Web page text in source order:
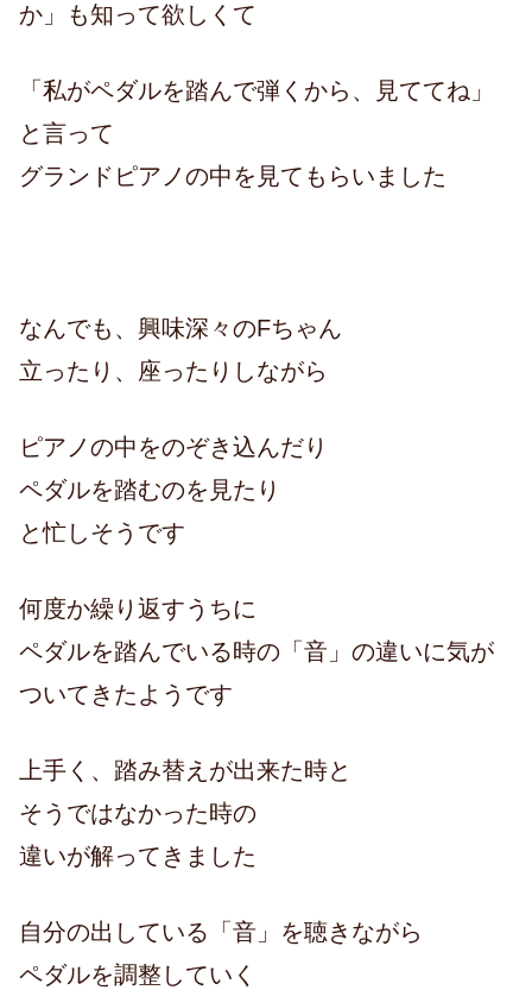
か」も知って欲しくて
「私がペダルを踏んで弾くから、見ててね」
と言って
グランドピアノの中を見てもらいました
なんでも、興味深々のFちゃん
立ったり、座ったりしながら
ピアノの中をのぞき込んだり
ペダルを踏むのを見たり
と忙しそうです
何度か繰り返すうちに
ペダルを踏んでいる時の「音」の違いに気が
ついてきたようです
上手く、踏み替えが出来た時と
そうではなかった時の
違いが解ってきました
自分の出している「音」を聴きながら
ペダルを調整していく